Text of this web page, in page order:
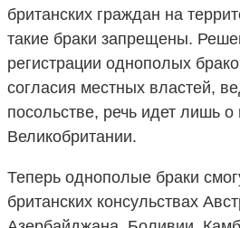
британских граждан на
такие браки запрещены.
регистрации однополых
согласия местных властей,
посольстве, речь идет лишь о
Великобритании.
Теперь однополые браки
британских консульствах